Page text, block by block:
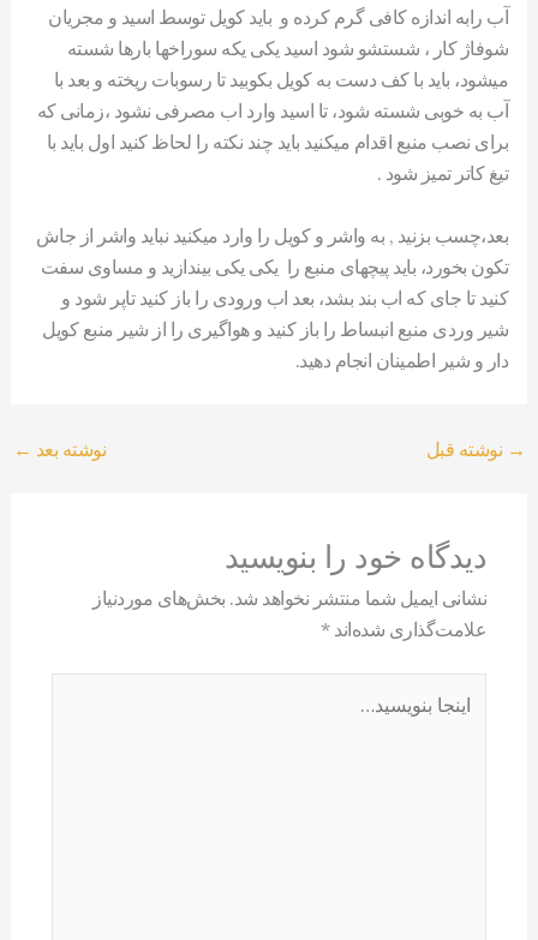
آب رابه اندازه کافی گرم کرده و باید کویل توسط اسید و مجریان
شوفاژ کار ، شستشو شود اسید یکی یکه سوراخها بارها شسته
میشود، باید با کف دست به کویل بکوبید تا رسوبات ریخته و بعد با
آب به خوبی شسته شود، تا اسید وارد اب مصرفی نشود ،زمانی که
برای نصب منبع اقدام میکنید باید چند نکته را لحاظ کنید اول باید با
تیغ کاتر تمیز شود .
بعد،چسب بزنید , به واشر و کویل را وارد میکنید نباید واشر از جاش
تکون بخورد، باید پیچهای منبع را یکی یکی بیندازید و مساوی سفت
کنید تا جای که اب بند بشد، بعد اب ورودی را باز کنید تاپر شود و
شیر وردی منبع انبساط را باز کنید و هواگیری را از شیر منبع کویل
دار و شیر اطمینان انجام دهید.
→ نوشته قبل نوشته بعد ←
دیدگاه‌ خود را بنویسید
نشانی ایمیل شما منتشر نخواهد شد. بخش‌های موردنیاز
علامت‌گذاری شده‌اند*
بنویسید…